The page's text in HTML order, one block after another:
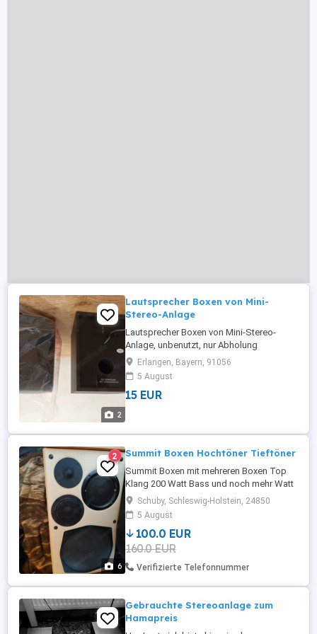
2
Lautsprecher Boxen von Mini-
Stereo-Anlage
Lautsprecher Boxen von Mini-Stereo-
Anlage, unbenutzt, nur Abholung
Erlangen, Bayern, 91056
5 August
15 EUR
6
2 Summit Boxen Hochtöner Tieftöner
Summit Boxen mit mehreren Boxen Top
Klang 200 Watt Bass und noch mehr Watt
durch die anderen Boxen Klangkörper
Pur...1 Box wiegt 18 Kilo... Top Musik
Schuby, Schleswig-Holstein, 24850
5 August
100.0 EUR
160.0 EUR
Verifizierte Telefonnummer
Gebrauchte Stereoanlage zum
Hamapreis